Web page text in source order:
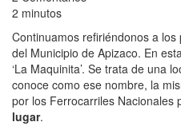
2 minutos
Continuamos refiriéndonos a
del Municipio de Apizaco. En
‘La Maquinita’. Se trata de una
conoce como ese nombre, la
por los Ferrocarriles Nacionales
lugar.